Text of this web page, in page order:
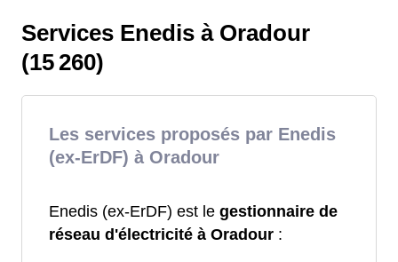
Services Enedis à Oradour
(15 260)
Les services proposés par Enedis
(ex-ErDF) à Oradour
Enedis (ex-ErDF) est le gestionnaire de
réseau d'électricité à Oradour :